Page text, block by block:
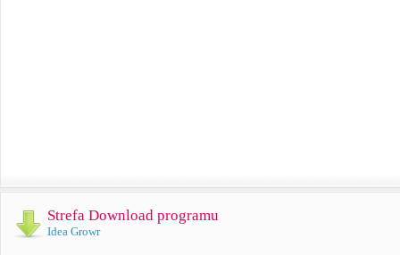
Strefa Download programu
Idea Growr